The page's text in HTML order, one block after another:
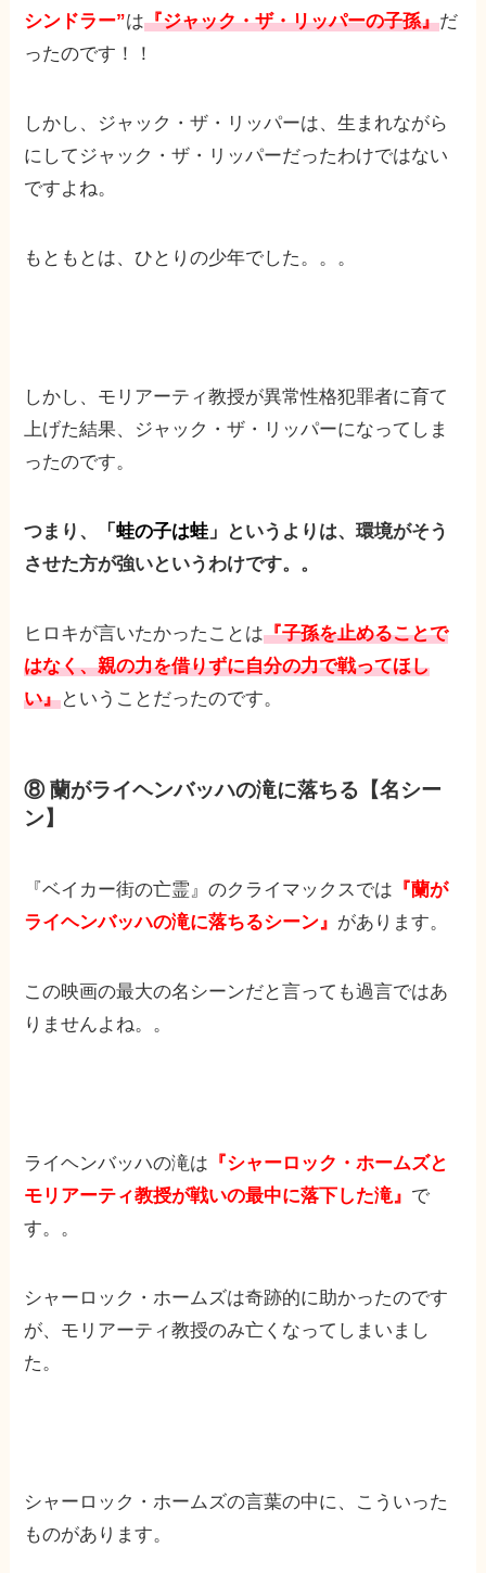
シンドラー”は『ジャック・ザ・リッパーの子孫』だ
ったのです！！
しかし、ジャック・ザ・リッパーは、生まれながら
にしてジャック・ザ・リッパーだったわけではない
ですよね。
もともとは、ひとりの少年でした。。。
しかし、モリアーティ教授が異常性格犯罪者に育て
上げた結果、ジャック・ザ・リッパーになってしま
ったのです。
つまり、 「蛙の子は蛙」
というよりは、環境がそう
させた方が強いというわけです。。
ヒロキが言いたかったことは『子孫を止めることで
はなく、親の力を借りずに自分の力で戦ってほし
い』ということだったのです。
⑧ 蘭がライヘンバッハの滝に落ちる【名シー
ン】
『ベイカー街の亡霊』のクライマックスでは 『蘭が
ライヘンバッハの滝に落ちるシーン』 があります。
この映画の最大の名シーンだと言っても過言ではあ
りませんよね。。
ライヘンバッハの滝は 『シャーロック・ホームズと
モリアーティ教授が戦いの最中に落下した滝』 で
す。。
シャーロック・ホームズは奇跡的に助かったのです
が、モリアーティ教授のみ亡くなってしまいまし
た。
シャーロック・ホームズの言葉の中に、こういった
ものがあります。